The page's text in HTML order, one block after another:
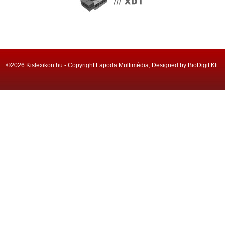
©2026 Kislexikon.hu - Copyright Lapoda Multimédia, Designed by BioDigit Kft.